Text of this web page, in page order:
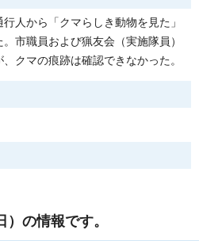
人から「クマらしき動物を見た」
市職員および猟友会（実施隊員）
クマの痕跡は確認できなかった。
の情報です。